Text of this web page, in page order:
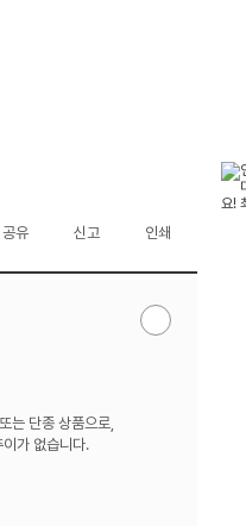
공유 신고 인쇄
알
는 단종 상품으로,
가 없습니다.